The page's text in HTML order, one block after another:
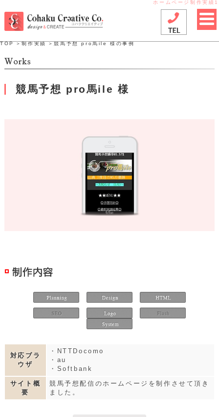
ホームページ制作実績1
TOP ＞制作実績 ＞競馬予想 pro馬ile 様の事例
競馬予想 pro馬ile 様
対応ブラ
ウザ
・NTTDocomo
・au
・Softbank
サイト概
要
競馬予想配信のホームページを制作させて頂き
ました。